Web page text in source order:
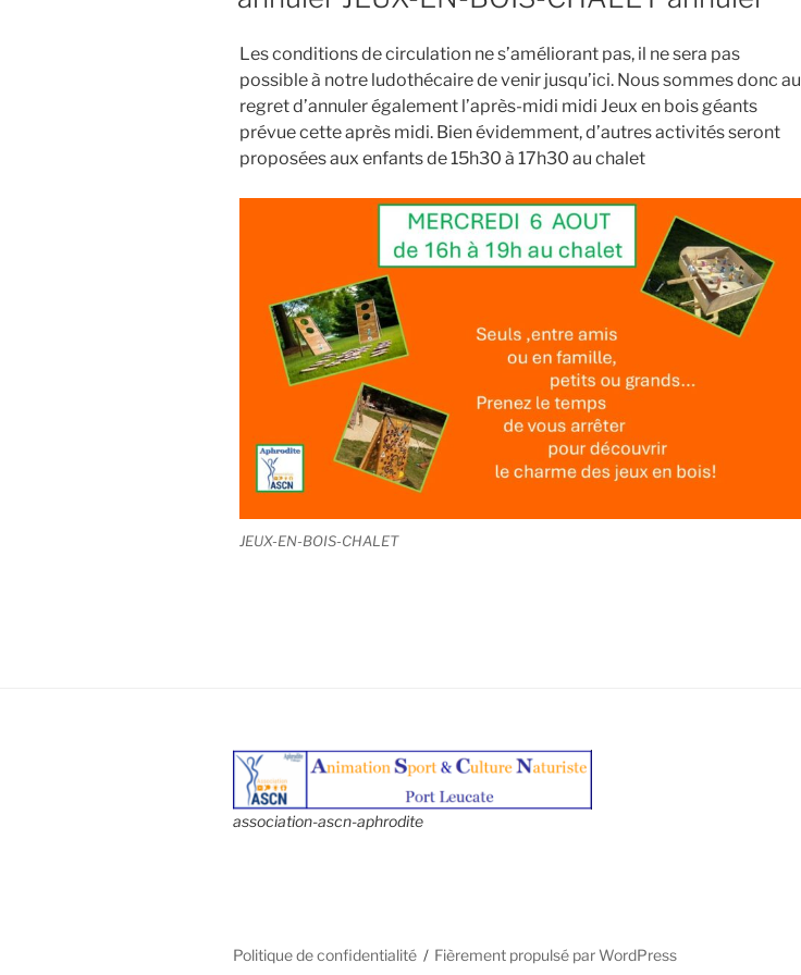
Les conditions de circulation ne s’améliorant pas, il ne sera pas
possible à notre ludothécaire de venir jusqu’ici. Nous sommes donc au
regret d’annuler également l’après-midi midi Jeux en bois géants
prévue cette après midi. Bien évidemment, d’autres activités seront
proposées aux enfants de 15h30 à 17h30 au chalet
JEUX-EN-BOIS-CHALET
association-ascn-aphrodite
Politique de confidentialité Fièrement propulsé par WordPress